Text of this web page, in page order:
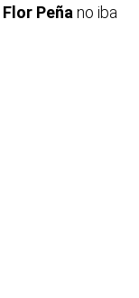
Flor Peña no iba